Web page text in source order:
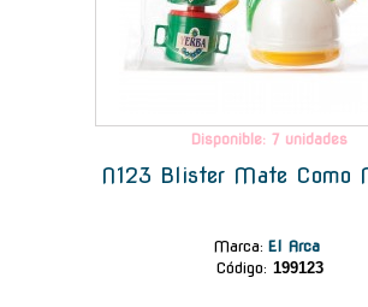
Disponible: 7 unidades
N123 Blister Mate Como
Marca: El Arca
Código: 199123